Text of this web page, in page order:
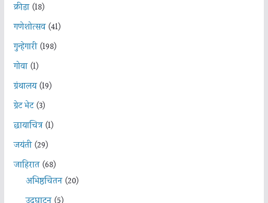
क्रीडा(18)
गणेशोत्सव(41)
गुन्हेगारी(198)
गोवा(1)
ग्रंथालय(19)
ग्रेट भेट(3)
छायाचित्र(1)
जयंती(29)
जाहिरात(68)
अभिष्ठचिंतन(20)